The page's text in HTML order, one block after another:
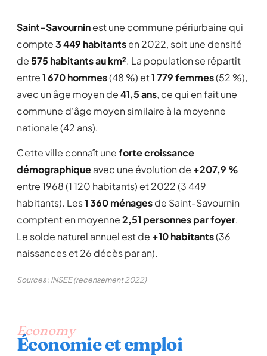
Saint-Savourninest une commune périurbaine qui
compte3 449 habitantsen 2022, soit une densité
de575 habitants au km². La population se répartit
entre1 670 hommes(48 %) et1 779 femmes(52 %),
avec un âge moyen de41,5 ans, ce qui en fait une
commune d'âge moyen similaire à la moyenne
nationale (42 ans).
Cette ville connaît uneforte croissance
démographiqueavec une évolution de +207,9 %
entre 1968 (1 120 habitants) et 2022 (3 449
habitants). Les1 360 ménagesde Saint-Savournin
comptent en moyenne2,51 personnes par foyer.
Le solde naturel annuel est de +10 habitants(36
naissances et 26 décès par an).
Sources : INSEE (recensement 2022)
Economy
Économie et emploi